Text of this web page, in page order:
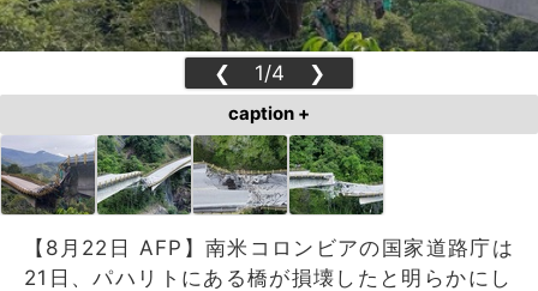
❮ 1/4 ❯
caption +
【8月22日 AFP】南米コロンビアの国家道路庁は
21日、パハリトにある橋が損壊したと明らかにし